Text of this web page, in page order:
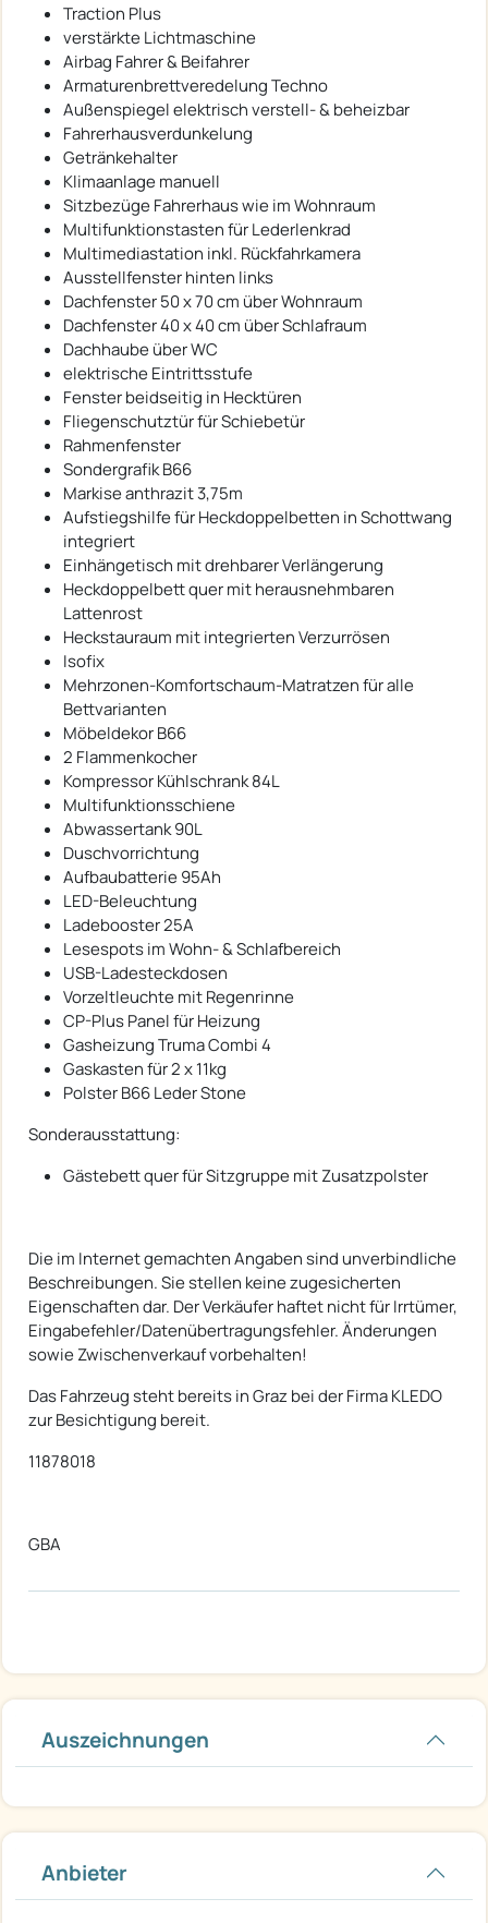
Traction Plus
verstärkte Lichtmaschine
Airbag Fahrer & Beifahrer
Armaturenbrettveredelung Techno
Außenspiegel elektrisch verstell- & beheizbar
Fahrerhausverdunkelung
Getränkehalter
Klimaanlage manuell
Sitzbezüge Fahrerhaus wie im Wohnraum
Multifunktionstasten für Lederlenkrad
Multimediastation inkl. Rückfahrkamera
Ausstellfenster hinten links
Dachfenster 50 x 70 cm über Wohnraum
Dachfenster 40 x 40 cm über Schlafraum
Dachhaube über WC
elektrische Eintrittsstufe
Fenster beidseitig in Hecktüren
Fliegenschutztür für Schiebetür
Rahmenfenster
Sondergrafik B66
Markise anthrazit 3,75m
Aufstiegshilfe für Heckdoppelbetten in Schottwang
integriert
Einhängetisch mit drehbarer Verlängerung
Heckdoppelbett quer mit herausnehmbaren
Lattenrost
Heckstauraum mit integrierten Verzurrösen
Isofix
Mehrzonen-Komfortschaum-Matratzen für alle
Bettvarianten
Möbeldekor B66
2 Flammenkocher
Kompressor Kühlschrank 84L
Multifunktionsschiene
Abwassertank 90L
Duschvorrichtung
Aufbaubatterie 95Ah
LED-Beleuchtung
Ladebooster 25A
Lesespots im Wohn- & Schlafbereich
USB-Ladesteckdosen
Vorzeltleuchte mit Regenrinne
CP-Plus Panel für Heizung
Gasheizung Truma Combi 4
Gaskasten für 2 x 11kg
Polster B66 Leder Stone
Sonderausstattung:
Gästebett quer für Sitzgruppe mit Zusatzpolster
Die im Internet gemachten Angaben sind unverbindliche
Beschreibungen. Sie stellen keine zugesicherten
Eigenschaften dar. Der Verkäufer haftet nicht für Irrtümer,
Eingabefehler/Datenübertragungsfehler. Änderungen
sowie Zwischenverkauf vorbehalten!
Das Fahrzeug steht bereits in Graz bei der Firma KLEDO
zur Besichtigung bereit.
11878018
GBA
Auszeichnungen
Anbieter